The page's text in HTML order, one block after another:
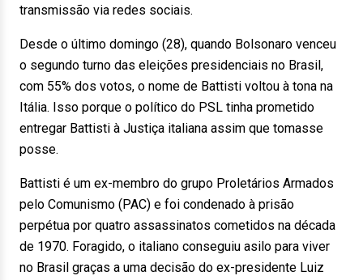
transmissão via redes sociais.
Desde o último domingo (28), quando Bolsonaro venceu
o segundo turno das eleições presidenciais no Brasil,
com 55% dos votos, o nome de Battisti voltou à tona na
Itália. Isso porque o político do PSL tinha prometido
entregar Battisti à Justiça italiana assim que tomasse
posse.
Battisti é um ex-membro do grupo Proletários Armados
pelo Comunismo (PAC) e foi condenado à prisão
perpétua por quatro assassinatos cometidos na década
de 1970. Foragido, o italiano conseguiu asilo para viver
no Brasil graças a uma decisão do ex-presidente Luiz